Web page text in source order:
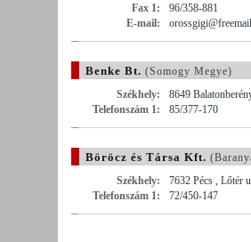
Fax 1:
96/358-881
E-mail:
Benke Bt. (Somogy Megye)
Székhely:
8649
Telefonszám 1:
85/377-170
Böröcz és Társa Kft.
Székhely:
7632 Pécs , Lőtér
Telefonszám 1:
72/450-147